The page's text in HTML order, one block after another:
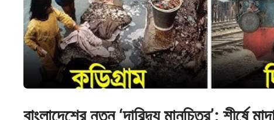
বাংলাদেশের নতুন ‘দারিদ্র্য মানচিত্র’: শীর্ষে